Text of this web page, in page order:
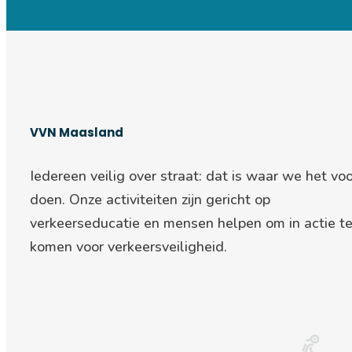
VVN Maasland
Iedereen veilig over straat: dat is waar we het
doen. Onze activiteiten zijn gericht op
verkeerseducatie en mensen helpen om in actie te
komen voor verkeersveiligheid.